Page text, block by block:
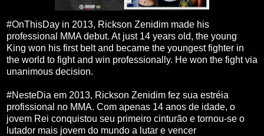
#OnThisDay in 2013, Rickson Zenidim made his
professional MMA debut. At just 14 years old, the young
King won his first belt and became the youngest fighter in
the world to fight and win professionally. He won the fight via
unanimous decision.
#NesteDia em 2013, Rickson Zenidim fez sua estréia
profissional no MMA. Com apenas 14 anos de idade, o
jovem Rei conquistou seu primeiro cinturão e tornou-se o
lutador mais jovem do mundo a lutar e vencer